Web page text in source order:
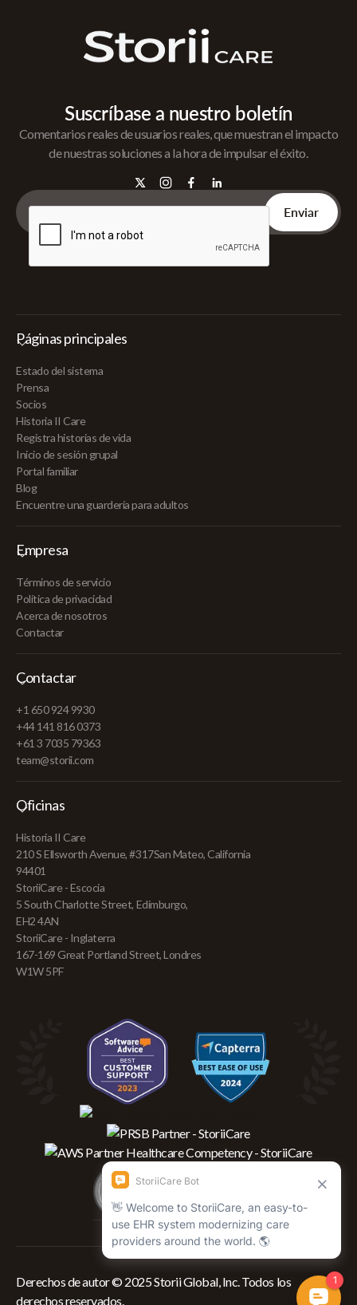
Suscríbase a nuestro boletín
Comentarios reales de usuarios reales, que muestran el impacto
de nuestras soluciones a la hora de impulsar el éxito.
Páginas principales
Estado del sistema
Prensa
Socios
Historia II Care
Registra historias de vida
Inicio de sesión grupal
Portal familiar
Blog
Encuentre una guardería para adultos
Empresa
Términos de servicio
Política de privacidad
Acerca de nosotros
Contactar
Contactar
+1 650 924 9930
+44 141 816 0373
+61 3 7035 79363
team@storii.com
Oficinas
Historia II Care
210 S Ellsworth Avenue, #317San Mateo, California
94401
StoriiCare - Escocia
5 South Charlotte Street, Edimburgo,
EH2 4AN
StoriiCare - Inglaterra
167-169 Great Portland Street, Londres
W1W 5PF
Derechos de autor © 2025 Storii Global, Inc. Todos los
derechos reservados.